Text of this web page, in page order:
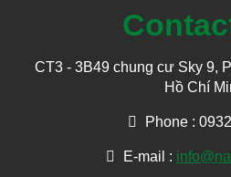
CT3 - 3B49 chung cư Sky 9,
Hồ Chí
Phone :
E-mail :